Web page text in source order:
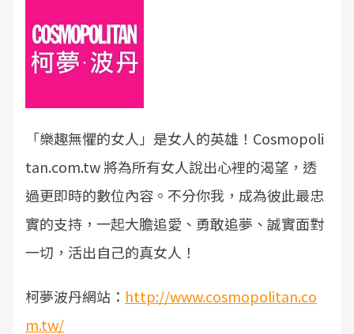
「樂趣無懼的女人」是女人的英雄！Cosmopoli
tan.com.tw 將為所有女人說出心裡的渴望，透
過更即時的數位內容。不分你我，成為彼此最忠
實的支持，一起大膽追愛、勇敢追夢、誠實面對
一切，活出自己的真女人！
柯夢波丹網站： http://www.cosmopolitan.co
m.tw/